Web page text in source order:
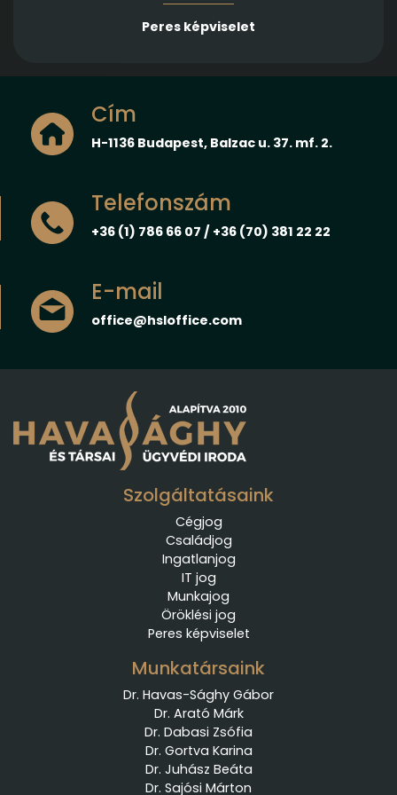
Peres képviselet
Cím
H-1136 Budapest, Balzac u. 37. mf. 2.
Telefonszám
+36 (1) 786 66 07 / +36 (70) 381 22 22
E-mail
office@hsloffice.com
Szolgáltatásaink
Cégjog
Családjog
Ingatlanjog
IT jog
Munkajog
Öröklési jog
Peres képviselet
Munkatársaink
Dr. Havas-Sághy Gábor
Dr. Arató Márk
Dr. Dabasi Zsófia
Dr. Gortva Karina
Dr. Juhász Beáta
Dr. Sajósi Márton